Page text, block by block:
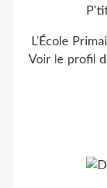
L'École
Voir le profil